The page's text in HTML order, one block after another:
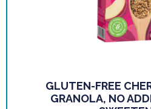
GLUTEN-FREE
GRANOLA, NO